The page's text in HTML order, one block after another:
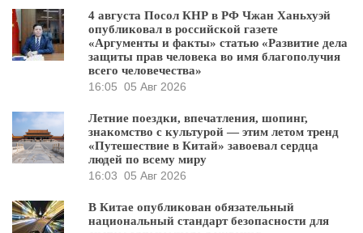
4 августа Посол КНР в РФ Чжан Ханьхуэй
опубликовал в российской газете
«Аргументы и факты» статью «Развитие дела
защиты прав человека во имя благополучия
всего человечества»
16:05 05 Авг 2026
Летние поездки, впечатления, шопинг,
знакомство с культурой — этим летом тренд
«Путешествие в Китай» завоевал сердца
людей по всему миру
16:03 05 Авг 2026
В Китае опубликован обязательный
национальный стандарт безопасности для